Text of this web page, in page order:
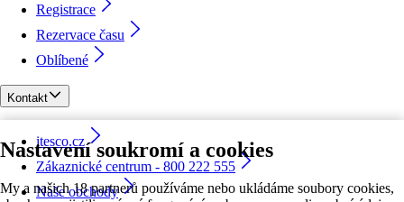
Nastavení soukromí a cookies
My a našich 18 partnerů používáme nebo ukládáme soubory cookies,
Registrace
Rezervace času
Oblíbené
Kontakt
itesco.cz
Zákaznické centrum - 800 222 555
Naše obchody